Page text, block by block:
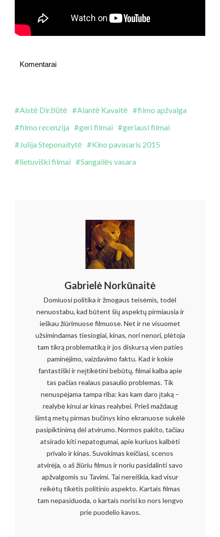
Komentarai
Aistė Diržiūtė Alantė Kavaitė
filmo apžvalga
filmo recenzija
geri filmai
geriausi filmai
Julija Steponaitytė
Kino pavasaris 2015
lietuviški filmai
Sangailės vasara
Gabrielė Norkūnaitė
Domiuosi politika ir žmogaus teisėmis, todėl
nenuostabu, kad būtent šių aspektų pirmiausia ir
ieškau žiūrimuose filmuose. Net ir ne visuomet
užsimindamas tiesiogiai, kinas, nori nenori, plėtoja
tam tikrą problematiką ir jos diskursą vien paties
paminėjimo, vaizdavimo faktu. Kad ir kokie
fantastiški ir neįtikėtini bebūtų, filmai kalba apie
tas pačias realaus pasaulio problemas. Tik
nenuspėjama tampa riba: kas kam daro įtaką –
realybė kinui ar kinas realybei. Prieš maždaug
šimtą metų pirmas bučinys kino ekranuose sukėlė
pasipiktinimą dėl atvirumo. Normos pakito, tačiau
atsirado kiti nepatogumai, apie kuriuos kalbėti
privalo ir kinas. Suvokimas keičiasi, scenos
atvirėja, o aš žiūriu filmus ir noriu pasidalinti savo
apžvalgomis su Tavimi. Tai nereiškia, kad visur
reikėtų tikėtis politinio aspekto. Kartais filmas
tam nepasiduoda, o kartais norisi ko nors lengvo
prie puodelio kavos.